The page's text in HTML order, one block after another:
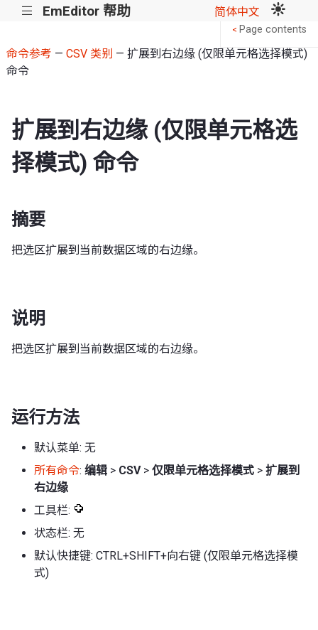
||| EmEditor 帮助 简体中文
命令参考 — CSV 类别 — 扩展到右边缘 (仅限单元格选择模式)
命令
扩展到右边缘 (仅限单元格选
择模式) 命令
摘要
把选区扩展到当前数据区域的右边缘。
说明
把选区扩展到当前数据区域的右边缘。
运行方法
默认菜单: 无
所有命令: 编辑 > CSV> 仅限单元格选择模式 > 扩展到
右边缘
工具栏:
状态栏: 无
默认快捷键: CTRL+SHIFT+向右键 (仅限单元格选择模
式)
< Page contents